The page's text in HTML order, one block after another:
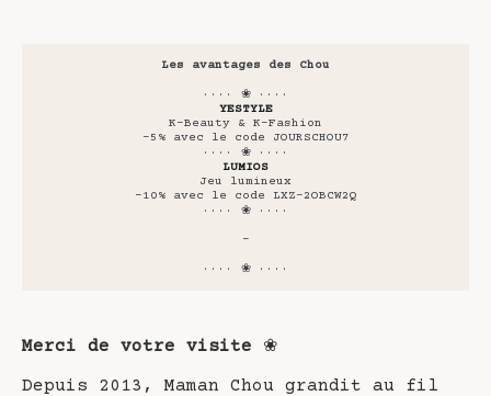
Les avantages des Chou
···· ❀ ····
YESTYLE
K-Beauty & K-Fashion
-5% avec le code JOURSCHOU7
···· ❀ ····
LUMIOS
Jeu lumineux
-10% avec le code LXZ-2OBCW2Q
···· ❀ ····
-
···· ❀ ····
Merci de votre visite ❀
Depuis 2013, Maman Chou grandit au fil